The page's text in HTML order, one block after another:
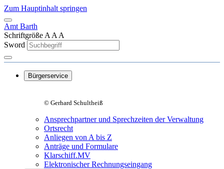
Zum Hauptinhalt springen
Amt Barth
Schriftgröße A A A
Sword
Bürgerservice
© Gerhard Schultheiß
Ansprechpartner und Sprechzeiten der Verwaltung
Ortsrecht
Anliegen von A bis Z
Anträge und Formulare
Klarschiff.MV
Elektronischer Rechnungseingang